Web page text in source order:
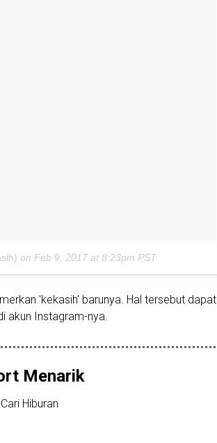
on Feb 9, 2017 at 8:23pm PST
'kekasih' barunya. Hal tersebut dapat
akun Instagram-nya.
Menarik
Hiburan